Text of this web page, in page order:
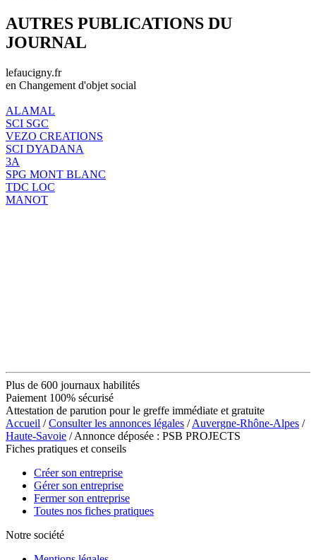
AUTRES PUBLICATIONS DU
JOURNAL
lefaucigny.fr
en Changement d'objet social
ALAMAL
SCI SGC
VEZO CREATIONS
SCI DYADANA
3A
SPG MONT BLANC
TDC LOC
MANOT
Plus de 600 journaux habilités
Paiement 100% sécurisé
Attestation de parution pour le greffe immédiate et gratuite
Accueil /Consulter les annonces légales /Auvergne-Rhône-Alpes /
Haute-Savoie / Annonce déposée : PSB PROJECTS
Fiches pratiques et conseils
Créer son entreprise
Gérer son entreprise
Fermer son entreprise
Toutes nos fiches pratiques
Notre société